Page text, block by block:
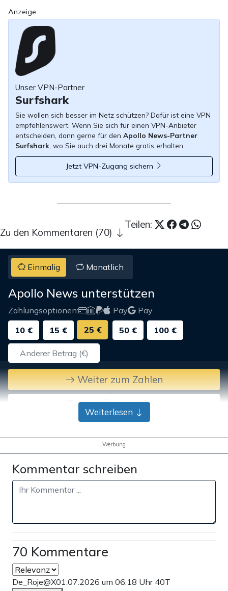
Anzeige
Unser VPN-Partner
Surfshark
Sie wollen sich besser im Netz schützen? Dafür ist eine VPN
empfehlenswert. Wenn Sie sich für einen VPN-Anbieter
entscheiden, dann gerne für den Apollo News-Partner
Surfshark, wo Sie auch drei Monate gratis erhalten.
Jetzt VPN-Zugang sichern
Teilen:
Zu den Kommentaren (70)
Einmalig Monatlich
Apollo News unterstützen
Zahlungsoptionen: Pay
Pay
10 €
15 € 25 € 50 € 100 €
Weiter zum Zahlen
Bank-Überweisung
Weiterlesen
Werbung
Kommentar schreiben
70 Kommentare
De_Roje@X01.07.2026 um 06:18 Uhr 40T